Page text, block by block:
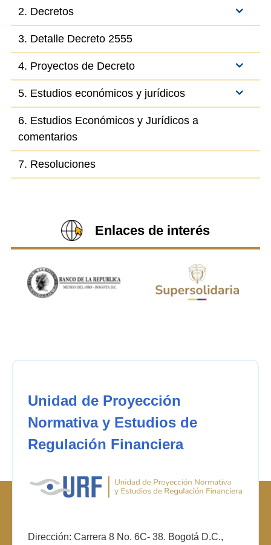
2. Decretos
3. Detalle Decreto 2555
4. Proyectos de Decreto
5. Estudios económicos y jurídicos
6. Estudios Económicos y Jurídicos a
comentarios
7. Resoluciones
Enlaces de interés
Unidad de Proyección
Normativa y Estudios de
Regulación Financiera
Dirección: Carrera 8 No. 6C- 38. Bogotá D.C.,